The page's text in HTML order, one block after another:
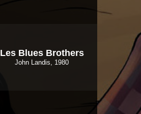
Les Blues Brothers
John Landis, 1980